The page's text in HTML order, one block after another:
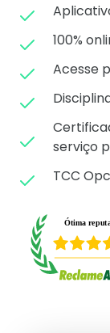
100%
Acesse
serviço
TCC